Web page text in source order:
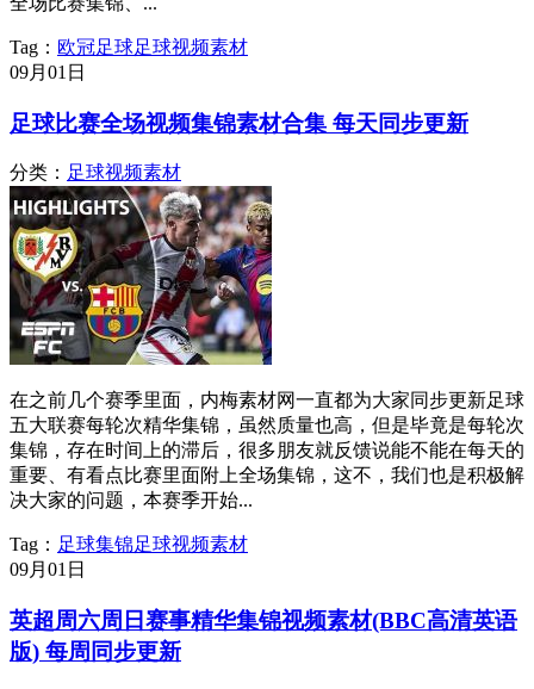
Tag： 欧冠足球足球视频素材
09月 01日
足球比赛全场视频集锦素材合集 每天同步更新
分类： 足球视频素材
在之前几个赛季里面，内梅素材网一直都为大家同步更新足球
五大联赛每轮次精华集锦，虽然质量也高，但是毕竟是每轮次
集锦，存在时间上的滞后，很多朋友就反馈说能不能在每天的
重要、有看点比赛里面附上全场集锦，这不，我们也是积极解
决大家的问题，本赛季开始...
Tag： 足球集锦足球视频素材
09月 01日
英超周六周日赛事精华集锦视频素材(BBC高清英语
版) 每周同步更新